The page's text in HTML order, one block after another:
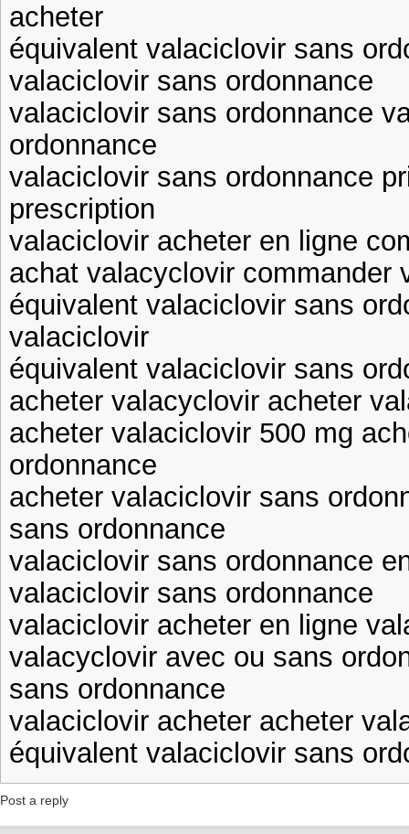
acheter
équivalent valaciclovir sans
valaciclovir sans ordonnance
valaciclovir sans ordonnance
ordonnance
valaciclovir sans ordonnance
prescription
valaciclovir acheter en ligne
achat valacyclovir commander
équivalent valaciclovir sans
valaciclovir
équivalent valaciclovir sans
acheter valacyclovir acheter
acheter valaciclovir 500 mg
ordonnance
acheter valaciclovir sans
sans ordonnance
valaciclovir sans ordonnance
valaciclovir sans ordonnance
valaciclovir acheter en ligne
valacyclovir avec ou sans
sans ordonnance
valaciclovir acheter acheter
équivalent valaciclovir sans
Post a reply